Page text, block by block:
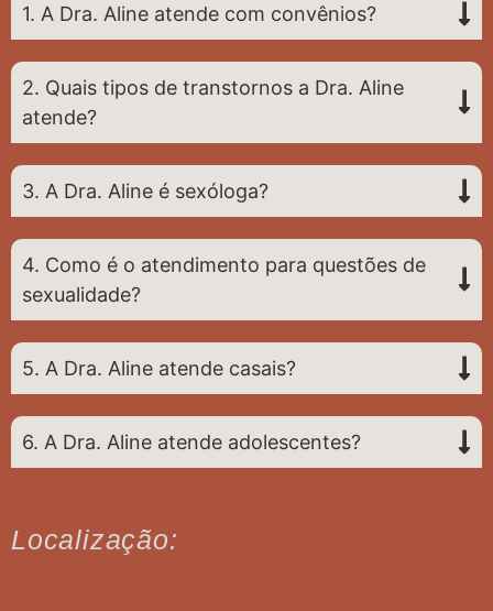
1. A Dra. Aline atende com convênios?
2. Quais tipos de transtornos a Dra. Aline
atende?
3. A Dra. Aline é sexóloga?
4. Como é o atendimento para questões de
sexualidade?
5. A Dra. Aline atende casais?
6. A Dra. Aline atende adolescentes?
Localização: